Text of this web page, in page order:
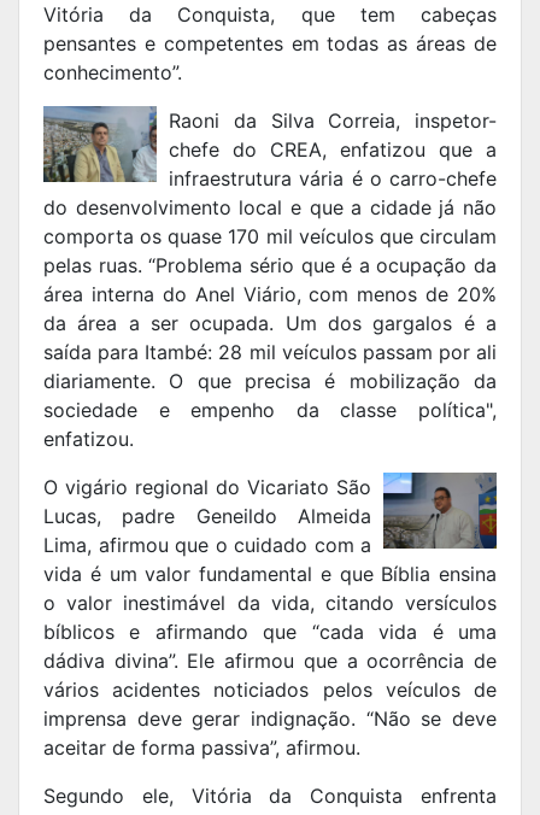
Vitória da Conquista, que tem cabeças
pensantes e competentes em todas as áreas de
conhecimento”.
Raoni da Silva Correia, inspetor-
chefe do CREA, enfatizou que a
infraestrutura vária é o carro-chefe
do desenvolvimento local e que a cidade já não
comporta os quase 170 mil veículos que circulam
pelas ruas. “Problema sério que é a ocupação da
área interna do Anel Viário, com menos de 20%
da área a ser ocupada. Um dos gargalos é a
saída para Itambé: 28 mil veículos passam por ali
diariamente. O que precisa é mobilização da
sociedade e empenho da classe política",
enfatizou.
O vigário regional do Vicariato São
Lucas, padre Geneildo Almeida
Lima, afirmou que o cuidado com a
vida é um valor fundamental e que Bíblia ensina
o valor inestimável da vida, citando versículos
bíblicos e afirmando que “cada vida é uma
dádiva divina”. Ele afirmou que a ocorrência de
vários acidentes noticiados pelos veículos de
imprensa deve gerar indignação. “Não se deve
aceitar de forma passiva”, afirmou.
Segundo ele, Vitória da Conquista enfrenta